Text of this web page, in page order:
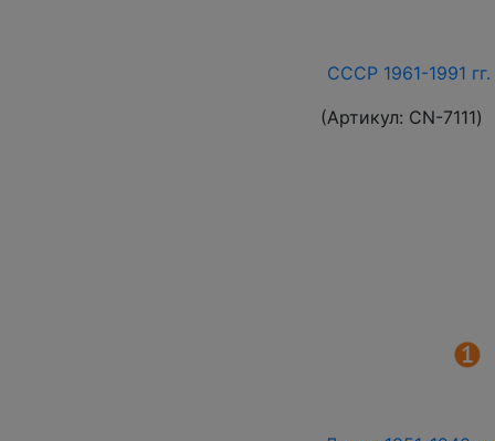
СССР 1961-1991
(Артикул: СN-7111)